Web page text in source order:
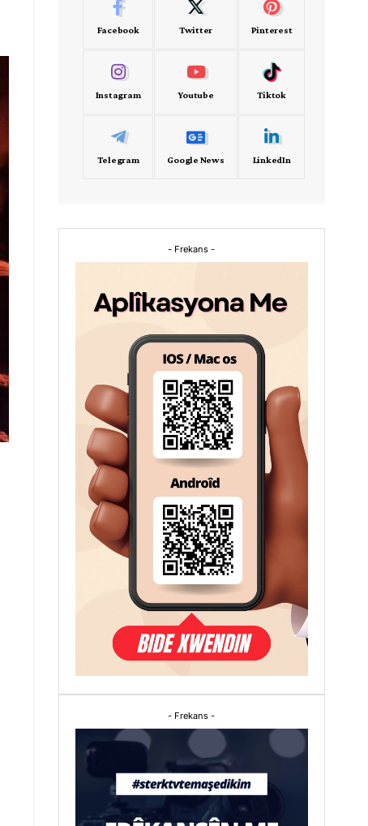
Facebook Twitter Pinterest
Instagram Youtube Tiktok
Telegram Google News LinkedIn
- Frekans -
- Frekans -